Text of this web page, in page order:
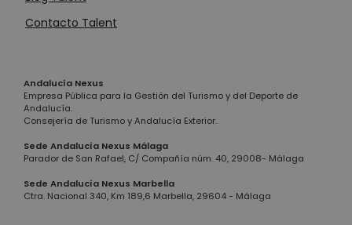
Contacto Talent
Andalucía Nexus
Empresa Pública para la Gestión del Turismo y del Deporte de
Andalucía.
Consejería de Turismo y Andalucía Exterior.
Sede Andalucía Nexus Málaga
Parador de San Rafael, C/ Compañía núm. 40, 29008- Málaga
Sede Andalucía Nexus Marbella
Ctra. Nacional 340, Km 189,6 Marbella, 29604 - Málaga